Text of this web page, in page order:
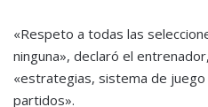
«Respeto a todas las
ninguna», declaró el
«estrategias, sistema de
partidos».